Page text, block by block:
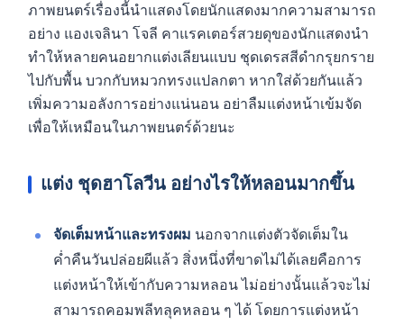
ภาพยนตร์เรื่องนี้นำแสดงโดยนักแสดงมากความสามารถ
อย่าง แองเจลินา โจลี คาแรคเตอร์สวยดุของนักแสดงนำ
ทำให้หลายคนอยากแต่งเลียนแบบ ชุดเดรสสีดำกรุยกราย
ไปกับพื้น บวกกับหมวกทรงแปลกตา หากใส่ด้วยกันแล้ว
เพิ่มความอลังการอย่างแน่นอน อย่าลืมแต่งหน้าเข้มจัด
เพื่อให้เหมือนในภาพยนตร์ด้วยนะ
แต่ง ชุดฮาโลวีน อย่างไรให้หลอนมากขึ้น
จัดเต็มหน้าและทรงผม นอกจากแต่งตัวจัดเต็มใน
ค่ำคืนวันปล่อยผีแล้ว สิ่งหนึ่งที่ขาดไม่ได้เลยคือการ
แต่งหน้าให้เข้ากับความหลอน ไม่อย่างนั้นแล้วจะไม่
สามารถคอมพลีทลุคหลอน ๆ ได้ โดยการแต่งหน้า